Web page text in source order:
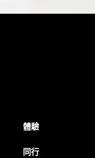
體驗
同行